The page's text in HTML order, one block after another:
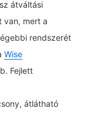
átváltási
van, mert a
rendszerét
Wise
Fejlett
átlátható